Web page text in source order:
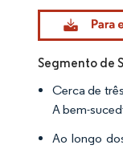
Imagem © Mordor
Segmento de
Cerca de
A bem-
Ao longo